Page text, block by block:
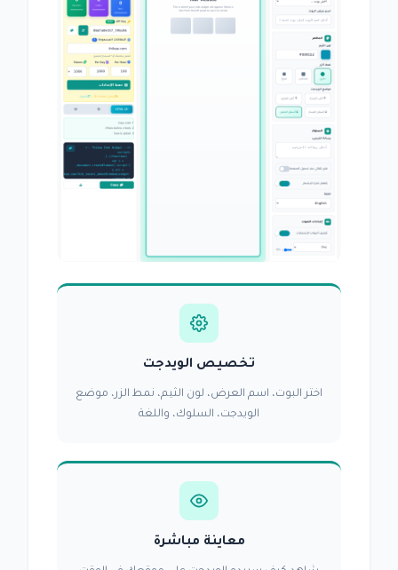
تخصيص الويدجت
اختر البوت، اسم العرض، لون الثيم، نمط الزر، موضع
الويدجت، السلوك، واللغة
معاينة مباشرة